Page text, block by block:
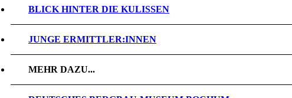
BLICK HINTER DIE KULISSEN
JUNGE ERMITTLER:INNEN
MEHR DAZU...